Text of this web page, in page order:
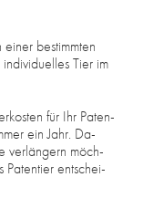
be­stimm­ten
Tier im
für Ihr Pa­ten­
ein Jahr. Da­
ver­län­gern möch­
Pa­ten­tier ent­schei­